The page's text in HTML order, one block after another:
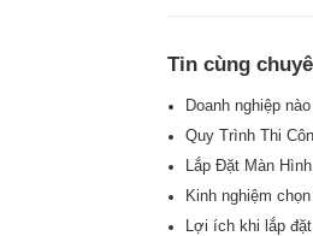
Tin cùng
Doanh nghiệp
Quy Trình Thi
Lắp Đặt Màn
Kinh nghiệm
Lợi ích khi lắp